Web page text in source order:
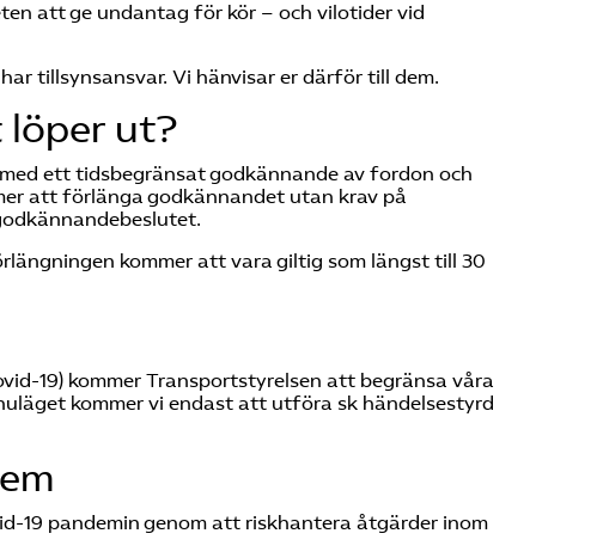
att ge undantag för kör – och vilotider vid
tillsynsansvar. Vi hänvisar er därför till dem.
löper ut?
ett tidsbegränsat godkännande av fordon och
att förlänga godkännandet utan krav på
kommer att vara giltig som längst till 30
19) kommer Transportstyrelsen att begränsa våra
kommer vi endast att utföra sk händelsestyrd
19 pandemin genom att riskhantera åtgärder inom